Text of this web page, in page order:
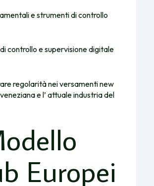
e strumenti di controllo
controllo e supervisione digitale
regolarità nei versamenti new
e l’ attuale industria del
Europei